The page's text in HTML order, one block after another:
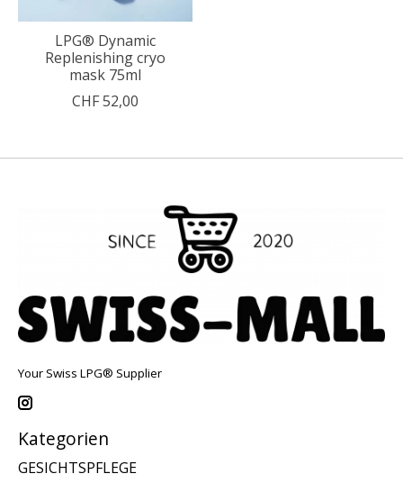
LPG® Dynamic
Replenishing cryo
mask 75ml
CHF 52,00
Your Swiss LPG® Supplier
Kategorien
GESICHTSPFLEGE